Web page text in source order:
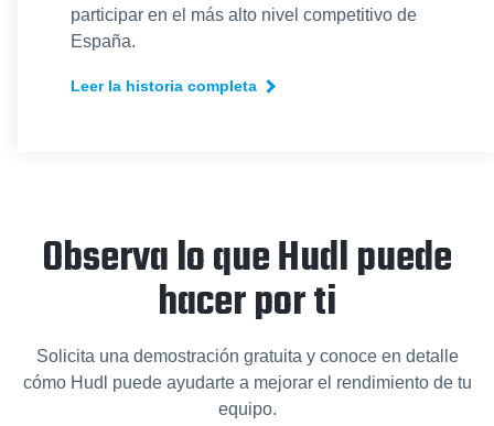
participar en el más alto nivel competitivo de
España.
Leer la historia completa
Observa lo que Hudl puede
hacer por ti
Solicita una demostración gratuita y conoce en detalle
cómo Hudl puede ayudarte a mejorar el rendimiento de tu
equipo.